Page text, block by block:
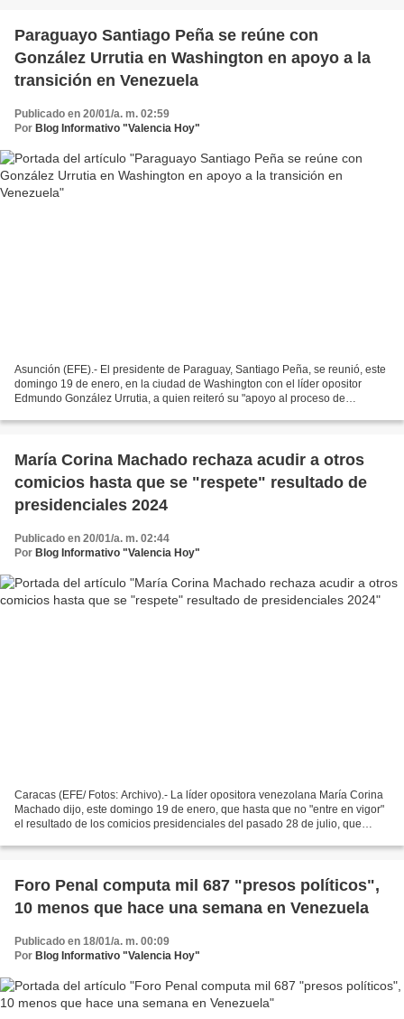
Paraguayo Santiago Peña se reúne con
González Urrutia en Washington en apoyo a la
transición en Venezuela
Publicado en 20/01/a. m. 02:59
Por Blog Informativo "Valencia Hoy"
Asunción (EFE).- El presidente de Paraguay, Santiago Peña, se reunió, este
domingo 19 de enero, en la ciudad de Washington con el líder opositor
Edmundo González Urrutia, a quien reiteró su "apoyo al proceso de
María Corina Machado rechaza acudir a otros
comicios hasta que se "respete" resultado de
presidenciales 2024
Publicado en 20/01/a. m. 02:44
Por Blog Informativo "Valencia Hoy"
Caracas (EFE/ Fotos: Archivo).- La líder opositora venezolana María Corina
Machado dijo, este domingo 19 de enero, que hasta que no "entre en vigor"
el resultado de los comicios presidenciales del pasado 28 de julio, que
Foro Penal computa mil 687 "presos políticos",
10 menos que hace una semana en Venezuela
Publicado en 18/01/a. m. 00:09
Por Blog Informativo "Valencia Hoy"